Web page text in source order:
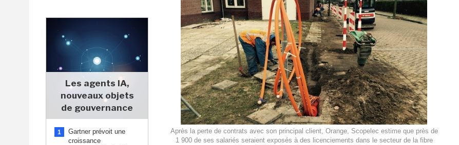
Les agents IA,
nouveaux objets
de gouvernance
1
Gartner prévoit une
croissance
Après la perte de contrats avec son principal client, Orange, Scopelec estime que près de
1 900 de ses salariés seraient exposés à des licenciements dans le secteur de la fibre